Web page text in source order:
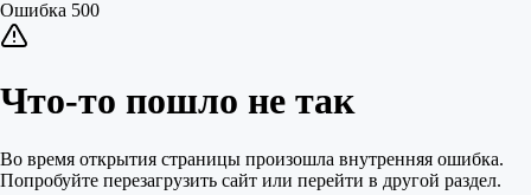
Ошибка 500
Что-то пошло не так
Во время открытия страницы произошла внутренняя ошибка.
Попробуйте перезагрузить сайт или перейти в другой раздел.